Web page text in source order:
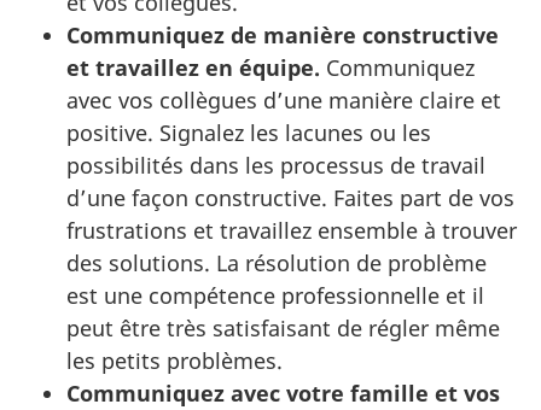
Communiquez de manière constructive
et travaillez en équipe. Communiquez
avec vos collègues d’une manière claire et
positive. Signalez les lacunes ou les
possibilités dans les processus de travail
d’une façon constructive. Faites part de vos
frustrations et travaillez ensemble à trouver
des solutions. La résolution de problème
est une compétence professionnelle et il
peut être très satisfaisant de régler même
les petits problèmes.
Communiquez avec votre famille et vos